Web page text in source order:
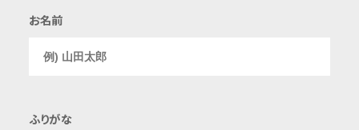
お名前
ふりがな